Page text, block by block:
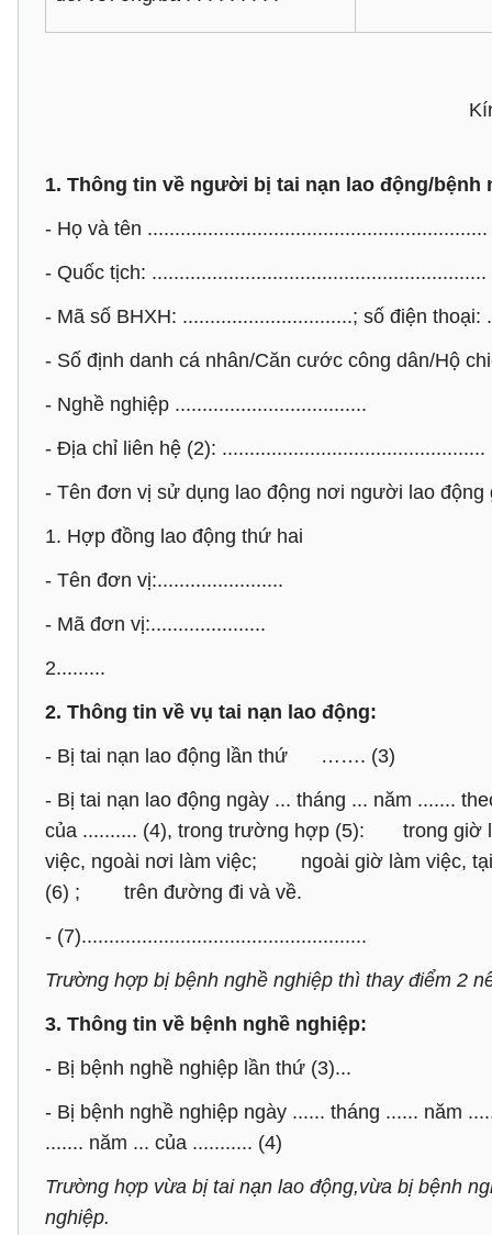
1. Thông tin về người bị tai nạn lao động/bệnh
- Họ và tên ..............................................................
- Quốc tịch: .............................................................
- Mã số BHXH: ...............................; số điện thoại:
- Số định danh cá nhân/Căn cước công dân/Hộ
- Nghề nghiệp ...................................
- Địa chỉ liên hệ (2): ................................................
- Tên đơn vị sử dụng lao động nơi người lao
1. Hợp đồng lao động thứ hai
- Tên đơn vị:.......................
- Mã đơn vị:.....................
2.........
2. Thông tin về vụ tai nạn lao động:
- Bị tai nạn lao động lần thứ ……. (3)
- Bị tai nạn lao động ngày ... tháng ... năm .......
của .......... (4), trong trường hợp (5): trong
việc, ngoài nơi làm việc; ngoài giờ làm việc,
(6) ; trên đường đi và về.
- (7)....................................................
Trường hợp bị bệnh nghề nghiệp thì thay điểm 2
3. Thông tin về bệnh nghề nghiệp:
- Bị bệnh nghề nghiệp lần thứ (3)...
- Bị bệnh nghề nghiệp ngày ...... tháng ...... năm
....... năm ... của ........... (4)
Trường hợp vừa bị tai nạn lao động,vừa bị bệnh
nghiệp.